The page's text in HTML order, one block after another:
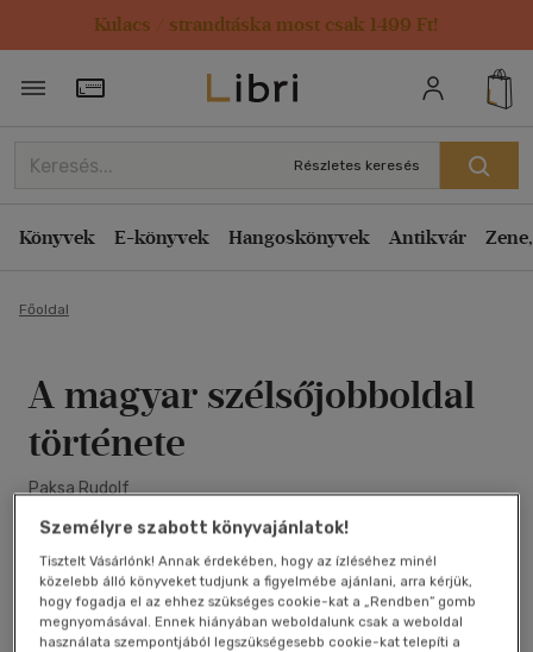
Kulacs / strandtáska most csak 1499 Ft!
Törzsvásárlói Kártya adatai
Részletes keresés
Könyvek E-könyvek Hangoskönyvek Antikvár
Főoldal
A magyar szélsőjobboldal
története
Paksa Rudolf
Antikvár könyv (6db)
További formátumok
Személyre szabott könyvajánlatok!
Tisztelt Vásárlónk! Annak érdekében, hogy az ízléséhez minél
közelebb álló könyveket tudjunk a figyelmébe ajánlani, arra kérjük,
hogy fogadja el az ehhez szükséges cookie-kat a „Rendben” gomb
megnyomásával. Ennek hiányában weboldalunk csak a weboldal
használata szempontjából legszükségesebb cookie-kat telepíti a